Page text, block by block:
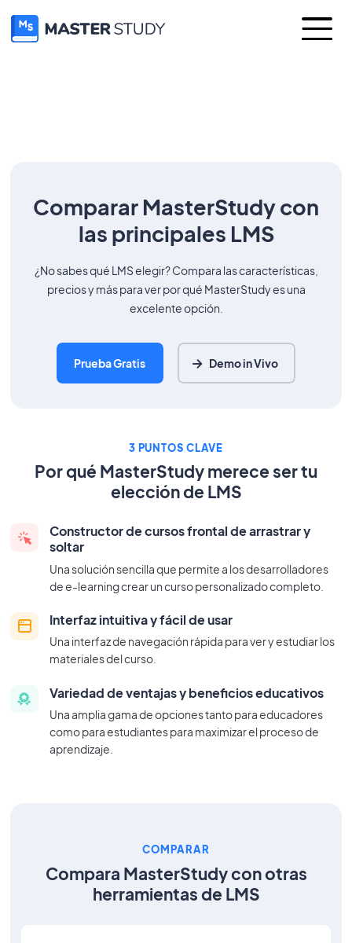
Comparar MasterStudy con
las principales LMS
¿No sabes qué LMS elegir? Compara las características,
precios y más para ver por qué MasterStudy es una
excelente opción.
Prueba Gratis Demo in Vivo
3 PUNTOS CLAVE
Por qué MasterStudy merece ser tu
elección de LMS
Constructor de cursos frontal de arrastrar y
soltar
Una solución sencilla que permite a los desarrolladores
dee-learningcrear un curso personalizado completo.
Interfaz intuitiva y fácil de usar
Una interfaz de navegación rápida para ver y estudiar los
materiales del curso.
Variedad de ventajas y beneficios educativos
Una amplia gama de opciones tanto para educadores
como para estudiantes para maximizar el proceso de
aprendizaje.
COMPARAR
Compara MasterStudy con otras
herramientas de LMS